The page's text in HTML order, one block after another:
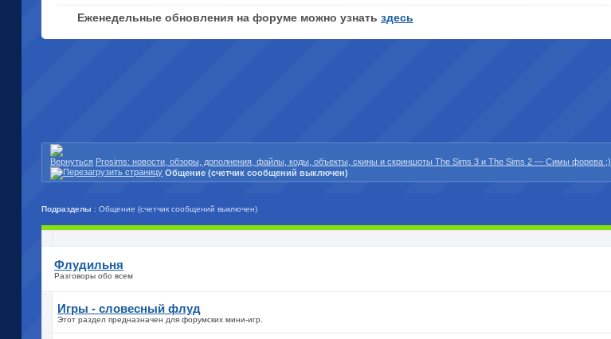
Еженедельные обновления на форуме можно узнать здесь
Prosims: новости, обзоры, дополнения, файлы, коды, объекты, скины и скриншоты The Sims 3 и The Sims 2 — Симы форева ;)
Общение (счетчик сообщений выключен)
Подразделы : Общение (счетчик сообщений выключен)
Флудильня
Разговоры обо всем
Игры - словесный флуд
Этот раздел предназначен для форумских мини-игр.